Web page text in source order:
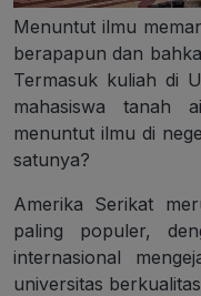
Menuntut ilmu
berapapun dan
Termasuk kuliah di
mahasiswa
menuntut ilmu di
satunya?
Amerika Serikat
paling populer,
internasional
universitas